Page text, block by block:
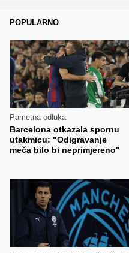
POPULARNO
Pametna odluka
Barcelona otkazala spornu
utakmicu: "Odigravanje
meča bilo bi neprimjereno"